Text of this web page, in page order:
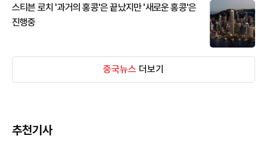
스티븐 로치 '과거의 홍콩'은 끝났지만 '새로운 홍콩'은
진행중
중국뉴스 더보기
추천기사